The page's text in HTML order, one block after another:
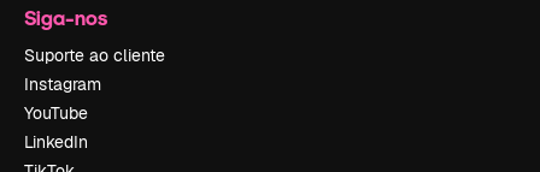
Siga-nos
Suporte ao cliente
Instagram
YouTube
LinkedIn